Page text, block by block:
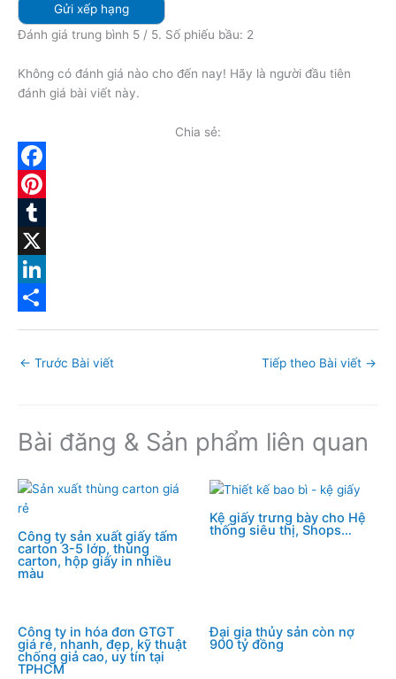
Gửi xếp hạng
Đánh giá trung bình 5 / 5. Số phiếu bầu: 2
Không có đánh giá nào cho đến nay! Hãy là người đầu tiên
đánh giá bài viết này.
Chia sẻ:
t
d
e
← Trước Bài viết Tiếp theo Bài viết →
Bài đăng & Sản phẩm liên quan
Công ty sản xuất giấy tấm
carton 3-5 lớp, thùng
carton, hộp giấy in nhiều
màu
Kệ giấy trưng bày cho Hệ
thống siêu thị, Shops…
Công ty in hóa đơn GTGT
giá rẻ, nhanh, đẹp, kỹ thuật
chống giả cao, uy tín tại
TPHCM
Đại gia thủy sản còn nợ
900 tỷ đồng